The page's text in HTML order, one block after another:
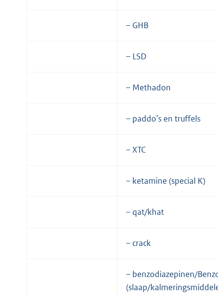
– GHB
– LSD
– Methadon
– paddo’s en truffels
– XTC
– ketamine (special K)
– qat/khat
– crack
– benzodiazepinen/
(slaap/